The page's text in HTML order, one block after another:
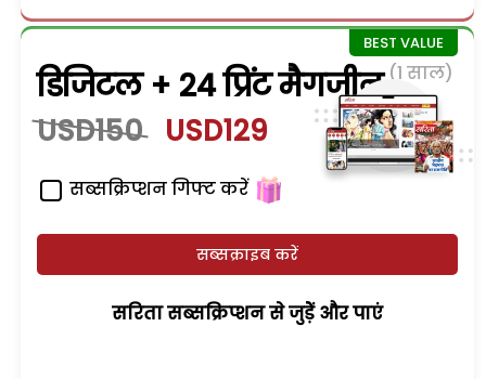
डिजिटल + 24 प्रिंट मैगजीन (1 साल)
USD150 USD129
सब्सक्रिप्शन गिफ्ट करें
सब्सक्राइब करें
सरिता सब्सक्रिप्शन से जुड़ेें और पाएं